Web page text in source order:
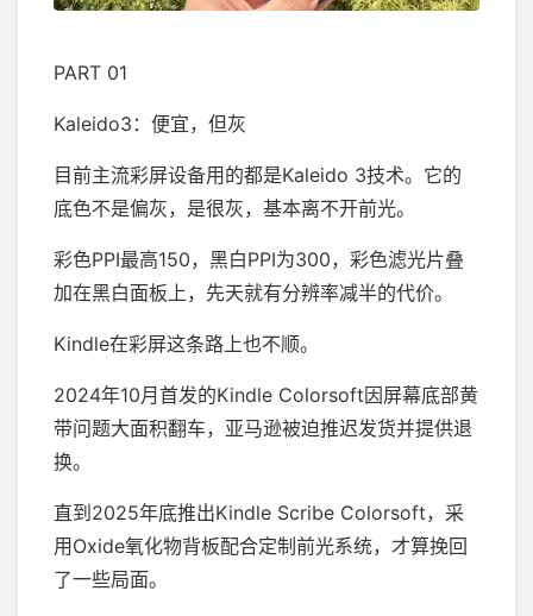
PART 01
Kaleido3：便宜，但灰
目前主流彩屏设备用的都是Kaleido 3技术。它的
底色不是偏灰，是很灰，基本离不开前光。
彩色PPI最高150，黑白PPI为300，彩色滤光片叠
加在黑白面板上，先天就有分辨率减半的代价。
Kindle在彩屏这条路上也不顺。
2024年10月首发的Kindle Colorsoft因屏幕底部黄
带问题大面积翻车，亚马逊被迫推迟发货并提供退
换。
直到2025年底推出Kindle Scribe Colorsoft，采
用Oxide氧化物背板配合定制前光系统，才算挽回
了一些局面。